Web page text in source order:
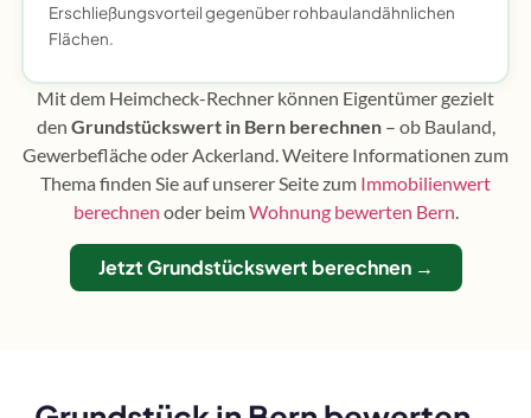
Erschließungsvorteil gegenüber rohbaulandähnlichen
Flächen.
Mit dem Heimcheck-Rechner können Eigentümer gezielt
den Grundstückswert in Bern berechnen– ob Bauland,
Gewerbefläche oder Ackerland. Weitere Informationen zum
Thema finden Sie auf unserer Seite zum Immobilienwert
berechnen oder beimWohnung bewerten Bern.
Jetzt Grundstückswert berechnen →